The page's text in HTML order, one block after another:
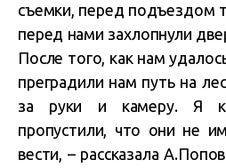
съемки, перед подъездом
перед нами захлопнули
После того, как нам
преградили нам путь на
за руки и камеру. Я
пропустили, что они не
вести, – рассказала